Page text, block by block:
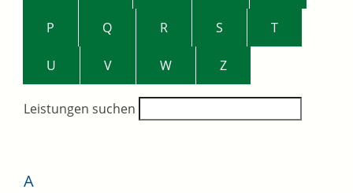
P Q R S T
U V W Z
Leistungen suchen
A